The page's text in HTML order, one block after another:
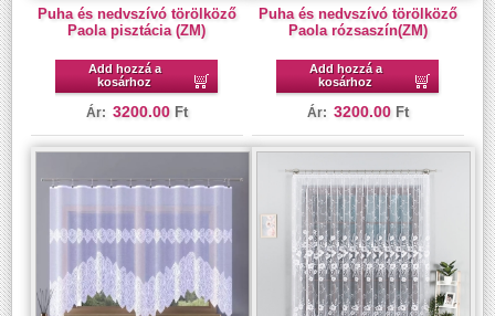
Puha és nedvszívó törölköző
Paola pisztácia (ZM)
Add hozzá a
kosárhoz
Ár: 3200.00 Ft
Puha és nedvszívó törölköző
Paola rózsaszín(ZM)
Add hozzá a
kosárhoz
Ár: 3200.00 Ft